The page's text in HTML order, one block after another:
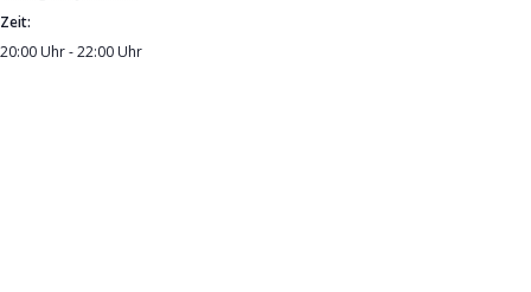
Zeit:
20:00 Uhr - 22:00 Uhr